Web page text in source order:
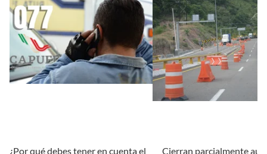
¿Por qué debes tener en cuenta el
Cierran parcialmente